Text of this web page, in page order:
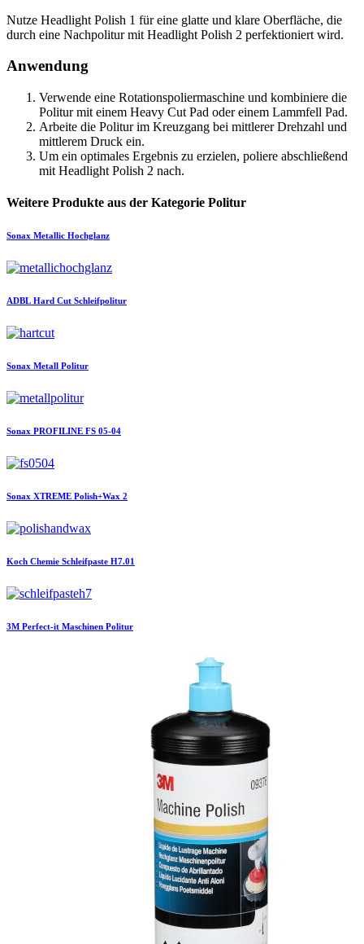
Nutze Headlight Polish 1 für eine glatte und klare Oberfläche, die
durch eine Nachpolitur mit Headlight Polish 2 perfektioniert wird.
Anwendung
Verwende eine Rotationspoliermaschine und kombiniere die
Politur mit einem Heavy Cut Pad oder einem Lammfell Pad.
Arbeite die Politur im Kreuzgang bei mittlerer Drehzahl und
mittlerem Druck ein.
Um ein optimales Ergebnis zu erzielen, poliere abschließend
mit Headlight Polish 2 nach.
Weitere Produkte aus der Kategorie Politur
Sonax Metallic Hochglanz
ADBL Hard Cut Schleifpolitur
Sonax Metall Politur
Sonax PROFILINE FS 05-04
Sonax XTREME Polish+Wax 2
Koch Chemie Schleifpaste H7.01
3M Perfect-it Maschinen Politur